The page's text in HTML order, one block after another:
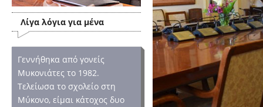
Λίγα λόγια για μένα
Γεννήθηκα από γονείς
Μυκονιάτες το 1982.
Τελείωσα το σχολείο στη
Μύκονο, είμαι κάτοχος δυο